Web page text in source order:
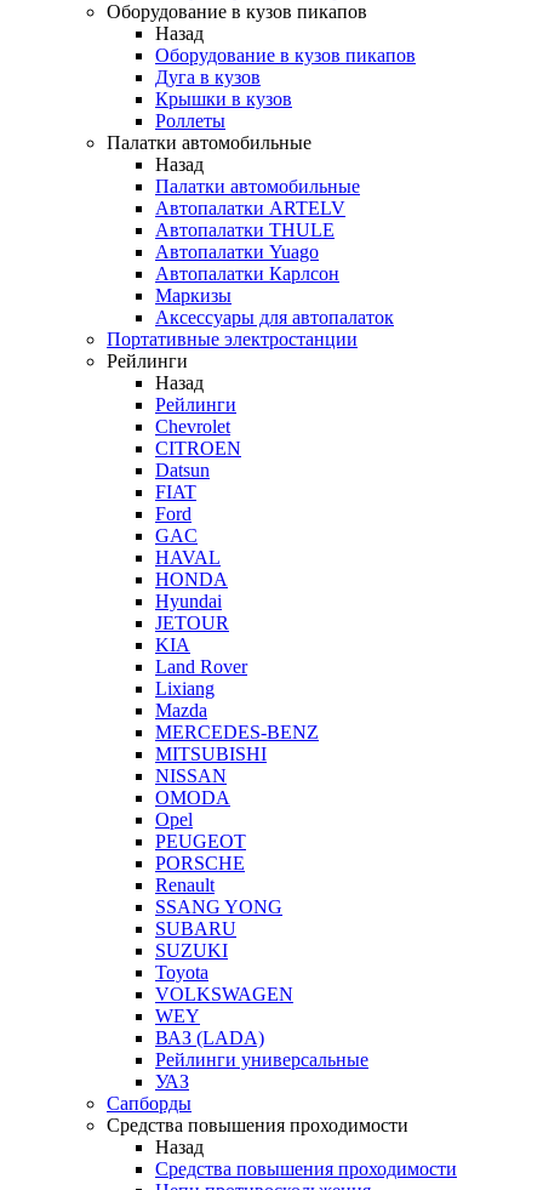
Оборудование в кузов пикапов
Назад
Оборудование в кузов пикапов
Дуга в кузов
Крышки в кузов
Роллеты
Палатки автомобильные
Назад
Палатки автомобильные
Автопалатки ARTELV
Автопалатки THULE
Автопалатки Yuago
Автопалатки Карлсон
Маркизы
Аксессуары для автопалаток
Портативные электростанции
Рейлинги
Назад
Рейлинги
Chevrolet
CITROEN
Datsun
FIAT
Ford
GAC
HAVAL
HONDA
Hyundai
JETOUR
KIA
Land Rover
Lixiang
Mazda
MERCEDES-BENZ
MITSUBISHI
NISSAN
OMODA
Opel
PEUGEOT
PORSCHE
Renault
SSANG YONG
SUBARU
SUZUKI
Toyota
VOLKSWAGEN
WEY
ВАЗ (LADA)
Рейлинги универсальные
УАЗ
Сапборды
Средства повышения проходимости
Назад
Средства повышения проходимости